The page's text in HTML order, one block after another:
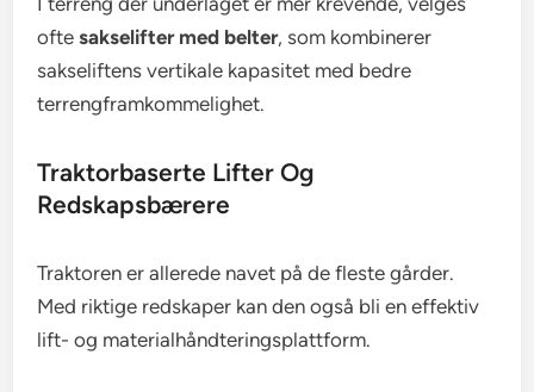
oftesakselifter med belter, som kombinerer
sakseliftens vertikale kapasitet med bedre
terrengframkommelighet.
Traktorbaserte Lifter Og
Redskapsbærere
Traktoren er allerede navet på de fleste gårder.
Med riktige redskaper kan den også bli en effektiv
lift- og materialhåndteringsplattform.